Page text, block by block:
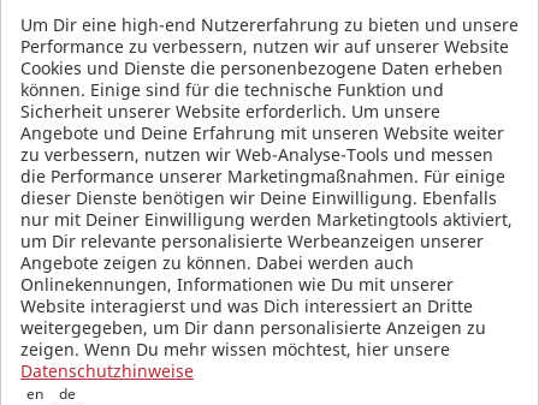
Impressum
Datenschutz
AGB
SOCIAL MEDIA
Um Dir eine high-end Nutzererfahrung zu bieten und unsere
Performance zu verbessern, nutzen wir auf unserer Website
Cookies und Dienste die personenbezogene Daten erheben
können. Einige sind für die technische Funktion und
Sicherheit unserer Website erforderlich. Um unsere
Angebote und Deine Erfahrung mit unseren Website weiter
zu verbessern, nutzen wir Web-Analyse-Tools und messen
die Performance unserer Marketingmaßnahmen. Für einige
dieser Dienste benötigen wir Deine Einwilligung. Ebenfalls
nur mit Deiner Einwilligung werden Marketingtools aktiviert,
um Dir relevante personalisierte Werbeanzeigen unserer
Angebote zeigen zu können. Dabei werden auch
Onlinekennungen, Informationen wie Du mit unserer
Website interagierst und was Dich interessiert an Dritte
weitergegeben, um Dir dann personalisierte Anzeigen zu
zeigen. Wenn Du mehr wissen möchtest, hier unsere
Datenschutzhinweise
en de